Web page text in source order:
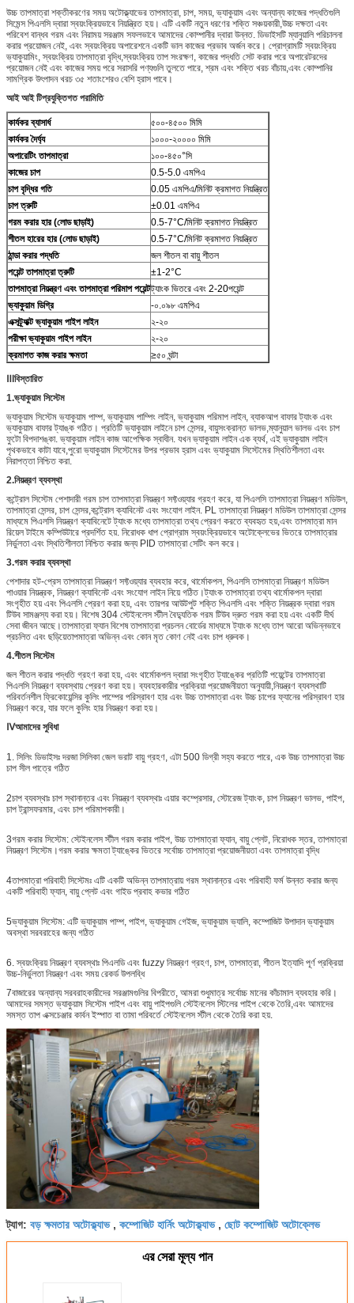
উচ্চ তাপমাত্রা শক্তীকরণের সময় অটোক্ল্যাভের তাপমাত্রা, চাপ, সময়, ভ্যাকুয়াম এবং অন্যান্য কাজের পদ্ধতিগুলি
সিমেন্স পিএলসি দ্বারা স্বয়ংক্রিয়ভাবে নিয়ন্ত্রিত হয়। এটি একটি নতুন ধরণের শক্তি সঞ্চয়কারী,উচ্চ দক্ষতা এবং
পরিবেশ বান্ধব গরম এবং নিরাময় সরঞ্জাম সফলভাবে আমাদের কোম্পানীর দ্বারা উন্নত. ডিভাইসটি ম্যানুয়ালি পরিচালনা
করার প্রয়োজন নেই, এবং স্বয়ংক্রিয় অপারেশনে একটি ভাল কাজের প্রভাব অর্জন করে। প্রোগ্রামটি স্বয়ংক্রিয়
ভ্যাকুয়ামিং, স্বয়ংক্রিয় তাপমাত্রা বৃদ্ধি,স্বয়ংক্রিয় তাপ সংরক্ষণ, কাজের পদ্ধতি সেট করার পরে অপারেটরদের
প্রয়োজন নেই এবং কাজের সময় পরে সরাসরি পণ্যগুলি তুলতে পারে, শ্রম এবং শক্তি খরচ বাঁচায়,এবং কোম্পানির
সামগ্রিক উৎপাদন খরচ ৩৫ শতাংশেরও বেশি হ্রাস পাবে।
আই আই টিপ্রযুক্তিগত পরামিতি
কার্যকর ব্যাসার্ধ
৫০০-৪৫০০ মিমি
কার্যকর দৈর্ঘ্য
১০০০-২০০০০ মিমি
অপারেটিং তাপমাত্রা
১০০-৪৫০°সি
কাজের চাপ
0.5-5.0 এমপিএ
চাপ বৃদ্ধির গতি
0.05 এমপিএ/মিনিট ক্রমাগত নিয়ন্ত্রিত
চাপ ত্রুটি
±0.01 এমপিএ
গরম করার হার (লোড ছাড়াই)
0.5-7°C/মিনিট ক্রমাগত নিয়ন্ত্রিত
শীতল হারের হার (লোড ছাড়াই)
0.5-7°C/মিনিট ক্রমাগত নিয়ন্ত্রিত
ঠান্ডা করার পদ্ধতি
জল শীতল বা বায়ু শীতল
পয়েন্ট তাপমাত্রা ত্রুটি
±1-2°C
তাপমাত্রা নিয়ন্ত্রণ এবং তাপমাত্রা পরিমাপ পয়েন্টট্যাংক ভিতরে এবং 2-20পয়েন্ট
ভ্যাকুয়াম ডিগ্রি
-০.০৯৮ এমপিএ
এক্সট্র্যাক্ট ভ্যাকুয়াম পাইপ লাইন
২-২০
পরীক্ষা ভ্যাকুয়াম পাইপ লাইন
২-২০
ক্রমাগত কাজ করার ক্ষমতা
≥৫০ ঘন্টা
Ⅲবিস্তারিত
1.ভ্যাকুয়াম সিস্টেম
ভ্যাকুয়াম সিস্টেম ভ্যাকুয়াম পাম্প, ভ্যাকুয়াম পাম্পিং লাইন, ভ্যাকুয়াম পরিমাপ লাইন, ব্যাকআপ বাফার ট্যাংক এবং
ভ্যাকুয়াম বাফার ট্যাঙ্ক গঠিত। প্রতিটি ভ্যাকুয়াম লাইনে চাপ সেন্সর, বায়ুসংক্রান্ত ভালভ,ম্যানুয়াল ভালভ এবং চাপ
ফুটো বিপদাশঙ্কা. ভ্যাকুয়াম লাইন কাজ আপেক্ষিক স্বাধীন. যখন ভ্যাকুয়াম লাইন এক ব্যর্থ, এই ভ্যাকুয়াম লাইন
পৃথকভাবে কাটা যাবে,পুরো ভ্যাকুয়াম সিস্টেমের উপর প্রভাব হ্রাস এবং ভ্যাকুয়াম সিস্টেমের স্থিতিশীলতা এবং
নিরাপত্তা নিশ্চিত করা.
2.নিয়ন্ত্রণ ব্যবস্থা
কন্ট্রোল সিস্টেম পেশাদারী গরম চাপ তাপমাত্রা নিয়ন্ত্রণ সফ্টওয়্যার গ্রহণ করে, যা পিএলসি তাপমাত্রা নিয়ন্ত্রণ মডিউল,
তাপমাত্রা সেন্সর, চাপ সেন্সর,কন্ট্রোল ক্যাবিনেট এবং সংযোগ লাইন. PL তাপমাত্রা নিয়ন্ত্রণ মডিউল তাপমাত্রা সেন্সর
মাধ্যমে পিএলসি নিয়ন্ত্রণ ক্যাবিনেটে ট্যাংক মধ্যে তাপমাত্রা তথ্য প্রেরণ করতে ব্যবহৃত হয়,এবং তাপমাত্রা মান
রিয়েল টাইমে কম্পিউটারে প্রদর্শিত হয়. নিরোধক ধাপ প্রোগ্রাম স্বয়ংক্রিয়ভাবে অটোক্লেভের ভিতরে তাপমাত্রার
নির্ভুলতা এবং স্থিতিশীলতা নিশ্চিত করার জন্য PID তাপমাত্রা সেটিং কল করে।
3.গরম করার ব্যবস্থা
পেশাদার হট-প্রেস তাপমাত্রা নিয়ন্ত্রণ সফ্টওয়্যার ব্যবহার করে, থার্মোকপল, পিএলসি তাপমাত্রা নিয়ন্ত্রণ মডিউল
পাওয়ার নিয়ন্ত্রক, নিয়ন্ত্রণ ক্যাবিনেট এবং সংযোগ লাইন নিয়ে গঠিত।ট্যাংক তাপমাত্রা তথ্য থার্মোকপল দ্বারা
সংগৃহীত হয় এবং পিএলসি প্রেরণ করা হয়, এবং তারপর আউটপুট শক্তি পিএলসি এবং শক্তি নিয়ন্ত্রক দ্বারা গরম
টিউব সামঞ্জস্য করা হয়। বিশেষ 304 স্টেইনলেস স্টীল বৈদ্যুতিক গরম টিউব দ্রুত গরম করা হয় এবং একটি দীর্ঘ
সেবা জীবন আছে।তাপমাত্রা ফ্যান বিশেষ তাপমাত্রা প্রচলন বোর্ডের মাধ্যমে ট্যাংক মধ্যে তাপ আরো অভিন্নভাবে
প্রচলিত এবং ছড়িয়েতাপমাত্রা অভিন্ন এবং কোন মৃত কোণ নেই এবং চাপ ধ্রুবক।
4.শীতল সিস্টেম
জল শীতল করার পদ্ধতি গ্রহণ করা হয়, এবং থার্মোকপল দ্বারা সংগৃহীত ট্যাঙ্কের প্রতিটি পয়েন্টের তাপমাত্রা
পিএলসি নিয়ন্ত্রণ ব্যবস্থায় প্রেরণ করা হয়। ব্যবহারকারীর প্রক্রিয়া প্রয়োজনীয়তা অনুযায়ী,নিয়ন্ত্রণ ব্যবস্থাটি
পরিবর্তনশীল ফ্রিকোয়েন্সির কুলিং পাম্পের পরিস্রাবণ হার এবং উচ্চ তাপমাত্রা এবং উচ্চ চাপের ফ্যানের পরিস্রাবণ হার
নিয়ন্ত্রণ করে, যার ফলে কুলিং হার নিয়ন্ত্রণ করা হয়।
Ⅳআমাদের সুবিধা
1. সিলিং ডিভাইসঃ দরজা সিলিকা জেল ভরাট বায়ু গ্রহণ, এটা 500 ডিগ্রী সহ্য করতে পারে, এক উচ্চ তাপমাত্রা উচ্চ
চাপ সীল পাত্রে গঠিত
2চাপ ব্যবস্থাঃ চাপ স্থানান্তর এবং নিয়ন্ত্রণ ব্যবস্থাঃ এয়ার কম্প্রেসার, স্টোরেজ ট্যাংক, চাপ নিয়ন্ত্রণ ভালভ, পাইপ,
চাপ ট্রান্সফরমার, এবং চাপ পরিমাপকারী।
3গরম করার সিস্টেম: স্টেইনলেস স্টীল গরম করার পাইপ, উচ্চ তাপমাত্রা ফ্যান, বায়ু প্লেট, নিরোধক স্তর, তাপমাত্রা
নিয়ন্ত্রণ সিস্টেম।গরম করার ক্ষমতা ট্যাঙ্কের ভিতরে সর্বোচ্চ তাপমাত্রা প্রয়োজনীয়তা এবং তাপমাত্রা বৃদ্ধি
4তাপমাত্রা পরিবাহী সিস্টেমঃ এটি একটি অভিন্ন তাপমাত্রায় গরম স্থানান্তর এবং পরিবাহী ফর্ম উন্নত করার জন্য
একটি পরিবাহী ফ্যান, বায়ু প্লেট এবং গাইড প্রবাহ কভার গঠিত
5ভ্যাকুয়াম সিস্টেম: এটি ভ্যাকুয়াম পাম্প, পাইপ, ভ্যাকুয়াম গেইজ, ভ্যাকুয়াম ভ্যালি, কম্পোজিট উপাদান ভ্যাকুয়াম
অবস্থা সরবরাহের জন্য গঠিত
6. স্বয়ংক্রিয় নিয়ন্ত্রণ ব্যবস্থাঃ পিএলডি এবং fuzzy নিয়ন্ত্রণ গ্রহণ, চাপ, তাপমাত্রা, শীতল ইত্যাদি পূর্ণ প্রক্রিয়া
উচ্চ-নির্ভুলতা নিয়ন্ত্রণ এবং সময় রেকর্ড উপলব্ধি
7বাজারের অন্যান্য সরবরাহকারীদের সরঞ্জামগুলির বিপরীতে, আমরা শুধুমাত্র সর্বোচ্চ মানের কাঁচামাল ব্যবহার করি।
আমাদের সমস্ত ভ্যাকুয়াম সিস্টেম পাইপ এবং বায়ু পাইপগুলি স্টেইনলেস স্টিলের পাইপ থেকে তৈরি,এবং আমাদের
সমস্ত তাপ এক্সচেঞ্জার কার্বন ইস্পাত বা তামা পরিবর্তে স্টেইনলেস স্টীল থেকে তৈরি করা হয়.
ট্যাগ: বড় ক্ষমতার অটোক্ল্যাভ, কম্পোজিট হার্নিং অটোক্ল্যাভ, ছোট কম্পোজিট অটোক্লেভ
এর সেরা মূল্য পান